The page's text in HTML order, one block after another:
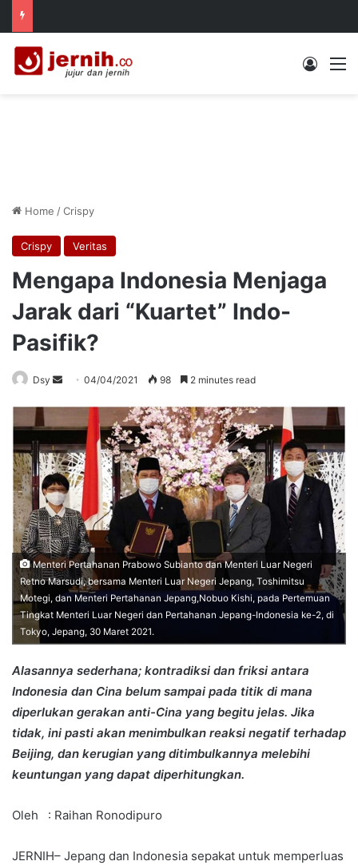
Log In
Home /Crispy
Crispy Veritas
Mengapa Indonesia Menjaga
Jarak dari “Kuartet” Indo-
Pasifik?
Dsy
Send04/04/2021 98 2 minutes read
Menteri Pertahanan Prabowo Subianto dan Menteri Luar Negeri
Retno Marsudi, bersama Menteri Luar Negeri Jepang, Toshimitsu
Motegi, dan Menteri Pertahanan Jepang,Nobuo Kishi, pada Pertemuan
Tingkat Menteri Luar Negeri dan Pertahanan Jepang-Indonesia ke-2, di
Tokyo, Jepang, 30 Maret 2021.
Alasannya sederhana; kontradiksi dan friksi antara
Indonesia dan Cina belum sampai pada titik di mana
diperlukan gerakan anti-Cina yang begitu jelas. Jika
tidak, ini pasti akan menimbulkan reaksi negatif terhadap
Beijing, dan kerugian yang ditimbulkannya melebihi
keuntungan yang dapat diperhitungkan.
Oleh : Raihan Ronodipuro
JERNIH– Jepang dan Indonesia sepakat untuk memperluas